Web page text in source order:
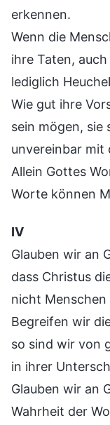
erkennen.
Wenn die
ihre Taten,
lediglich
Wie gut ihre
sein mögen, sie
unvereinbar mit
Allein Gottes
Worte können
Ⅳ
Glauben wir an
dass Christus
nicht Menschen
Begreifen wir
so sind wir von
in ihrer
Glauben wir an
Wahrheit der